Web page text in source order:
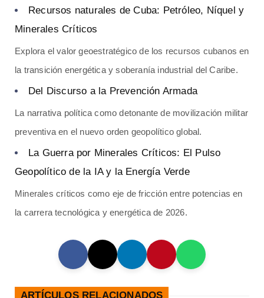
Recursos naturales de Cuba: Petróleo, Níquel y
Minerales Críticos
Explora el valor geoestratégico de los recursos cubanos en
la transición energética y soberanía industrial del Caribe.
Del Discurso a la Prevención Armada
La narrativa política como detonante de movilización militar
preventiva en el nuevo orden geopolítico global.
La Guerra por Minerales Críticos: El Pulso
Geopolítico de la IA y la Energía Verde
Minerales críticos como eje de fricción entre potencias en
la carrera tecnológica y energética de 2026.
ARTÍCULOS RELACIONADOS